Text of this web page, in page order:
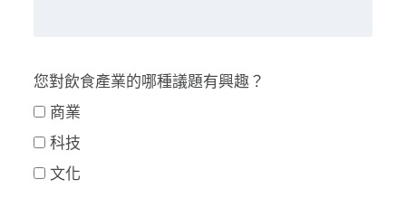
您對飲食產業的哪種議題有興趣？
商業
科技
文化